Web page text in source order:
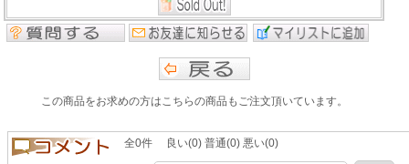
この商品をお求めの方はこちらの商品もご注文頂いています。
全0件 良い(0) 普通(0) 悪い(0)